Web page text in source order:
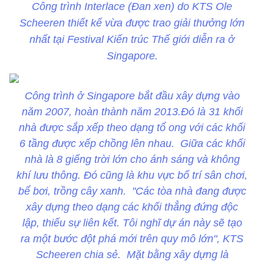
Công trình Interlace (Đan xen) do KTS Ole
Scheeren thiết kế vừa được trao giải thưởng lớn
nhất tại Festival Kiến trúc Thế giới diễn ra ở
Singapore.
Công trình ở Singapore bắt đầu xây dựng vào
năm 2007, hoàn thành năm 2013.Đó là 31 khối
nhà được sắp xếp theo dạng tổ ong với các khối
6 tầng được xếp chồng lên nhau. Giữa các khối
nhà là 8 giếng trời lớn cho ánh sáng và không
khí lưu thông. Đó cũng là khu vực bố trí sân chơi,
bể bơi, trồng cây xanh. "Các tòa nhà đang được
xây dựng theo dạng các khối thẳng đứng độc
lập, thiếu sự liên kết. Tôi nghĩ dự án này sẽ tạo
ra một bước đột phá mới trên quy mô lớn", KTS
Scheeren chia sẻ. Mặt bằng xây dựng là